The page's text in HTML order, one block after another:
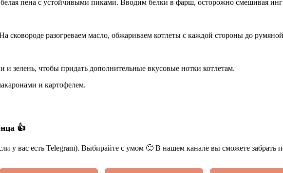
пена с устойчивыми пиками. Вводим белки в фарш, осторожно смешивая
разогреваем масло, обжариваем котлеты с каждой стороны до
зелень, чтобы придать дополнительные вкусовые нотки котлетам.
и картофелем.
👍
у вас есть Telegram). Выбирайте с умом 🙂 В нашем канале вы сможете забрать